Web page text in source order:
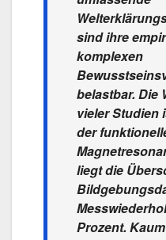
sind ihre
komplexen
belastbar. Die
vieler Studien
der
liegt die
Prozent.